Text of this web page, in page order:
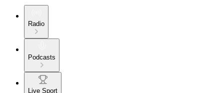
Radio
Podcasts
Live Sport